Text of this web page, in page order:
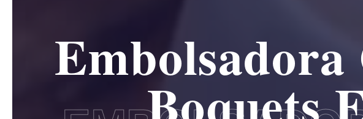
Embolsadora